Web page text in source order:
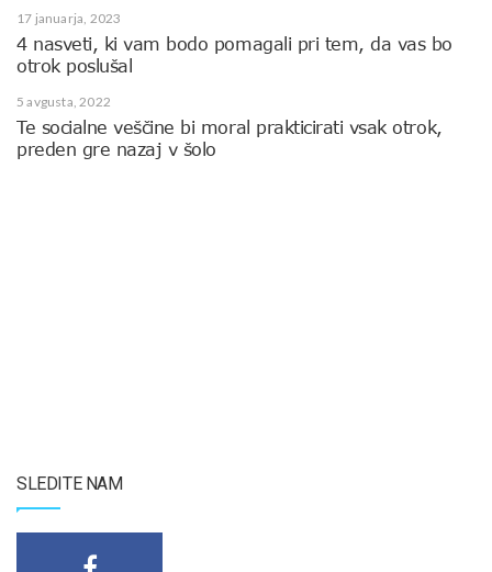
17 januarja, 2023
4 nasveti, ki vam bodo pomagali pri tem, da vas bo
otrok poslušal
5 avgusta, 2022
Te socialne veščine bi moral prakticirati vsak otrok,
preden gre nazaj v šolo
SLEDITE NAM